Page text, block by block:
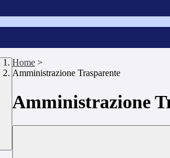
Home >
Amministrazione Trasparente
Amministrazione